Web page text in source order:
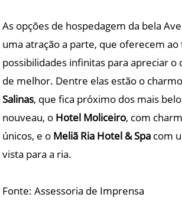
As opções de hospedagem da bela
uma atração a parte, que oferecem ao
possibilidades infinitas para apreciar o
de melhor. Dentre elas estão o
Salinas, que fica próximo dos mais
nouveau, o Hotel Moliceiro, com
únicos, e o Meliã Ria Hotel & Spa com
vista para a ria.
Fonte: Assessoria de Imprensa